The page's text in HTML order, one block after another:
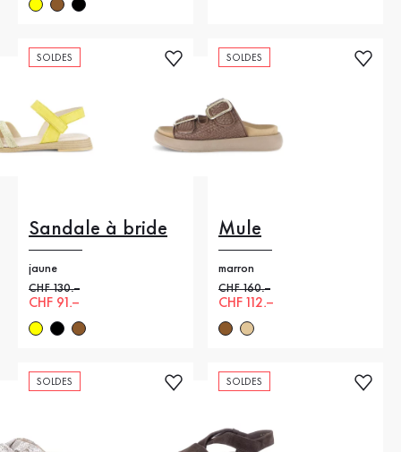
SOLDES
Sandale à bride
jaune
Ancien prix
CHF 130.–
Nouveau prix
CHF 91.–
SOLDES
Mule
marron
Ancien prix
CHF 160.–
Nouveau prix
CHF 112.–
SOLDES SOLDES